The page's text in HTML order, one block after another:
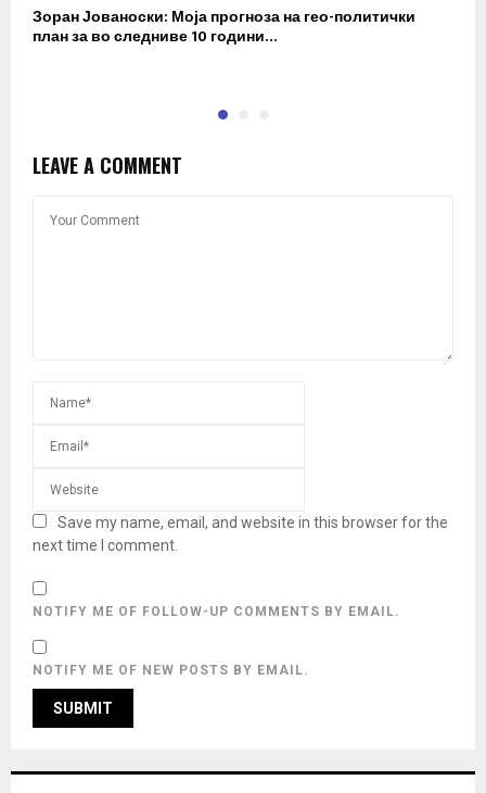
Зоран Јованоски: Моја прогноза на гео-политички
план за во следниве 10 години…
LEAVE A COMMENT
Save my name, email, and website in this browser for the
next time I comment.
NOTIFY ME OF FOLLOW-UP COMMENTS BY EMAIL.
NOTIFY ME OF NEW POSTS BY EMAIL.